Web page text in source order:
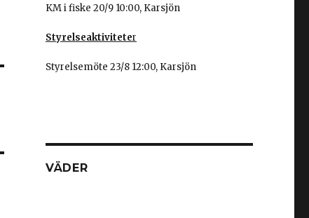
KM i fiske 20/9 10:00, Karsjön
Styrelseaktiviteter
Styrelsemöte 23/8 12:00, Karsjön
VÄDER